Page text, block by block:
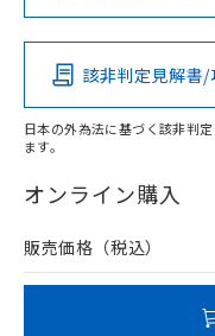
Pb Hg
O
在庫等で未対応品が
問い合わせください。
こ
その他の認証
該非判定見解書/
日本の外為法に基づく該非判
ます。
オンライン購入
販売価格（税込）